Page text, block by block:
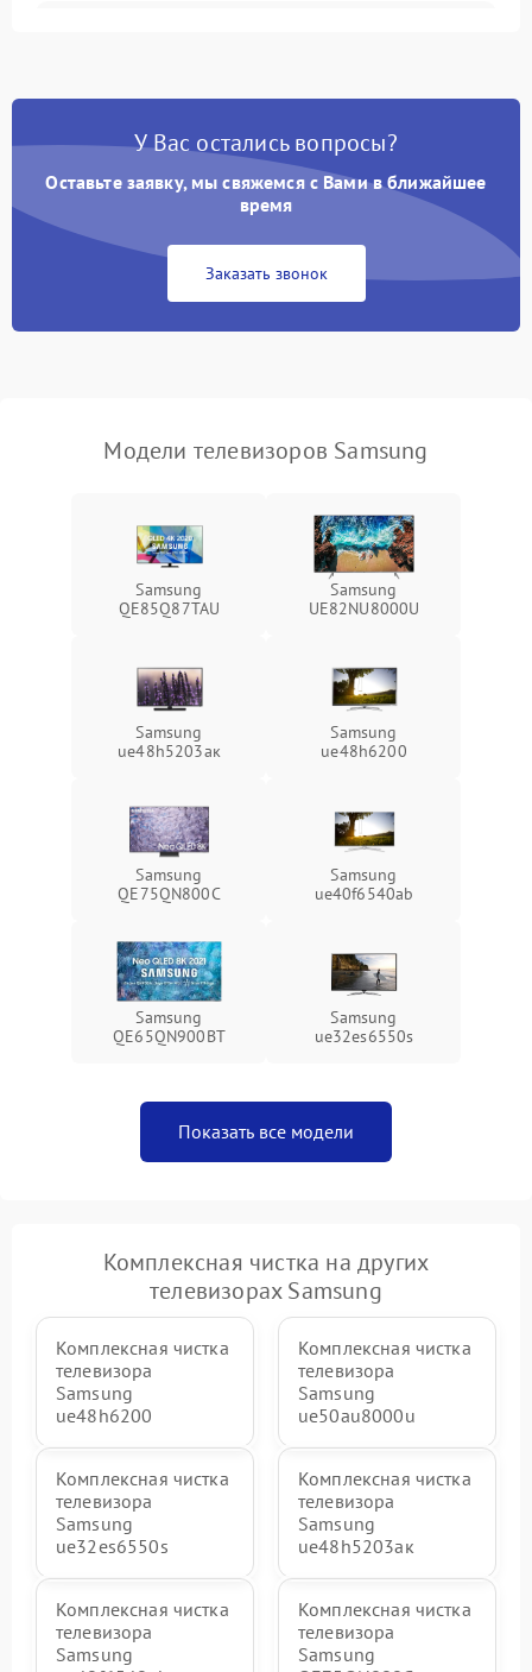
Сеть и подключения
Аудио
Сетевая
У Вас остались вопросы?
Оставьте заявку, мы свяжемся с Вами в ближайшее
время
Заказать звонок
Модели телевизоров Samsung
Samsung
QE85Q87TAU
Samsung
UE82NU8000U
Samsung
ue48h5203aк
Samsung
ue48h6200
Samsung
QE75QN800C
Samsung
ue40f6540ab
Samsung
QE65QN900BT
Samsung
ue32es6550s
Показать все модели
Комплексная чистка на других
телевизорах Samsung
Комплексная чистка
телевизора
Samsung
ue48h6200
Комплексная чистка
телевизора
Samsung
ue50au8000u
Комплексная чистка
телевизора
Samsung
ue32es6550s
Комплексная чистка
телевизора
Samsung
ue48h5203aк
Комплексная чистка
телевизора
Samsung
Комплексная чистка
телевизора
Samsung